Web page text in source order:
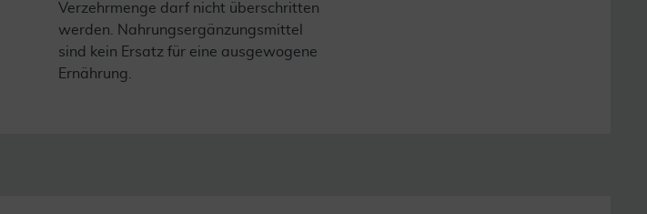
Verzehrmenge darf nicht überschritten
werden. Nahrungsergänzungsmittel
sind kein Ersatz für eine ausgewogene
Ernährung.